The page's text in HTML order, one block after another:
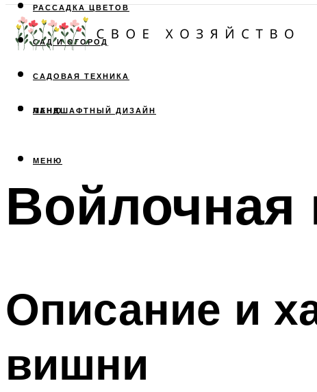
РАССАДКА ЦВЕТОВ
САД И ОГОРОД
САДОВАЯ ТЕХНИКА
ЛАНДШАФТНЫЙ ДИЗАЙН
МЕНЮ
МЕНЮ
Войлочная
Описание и
вишни